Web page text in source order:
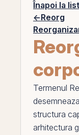
Înapoi la
←Reorg
Termenul
structura
arhitectura